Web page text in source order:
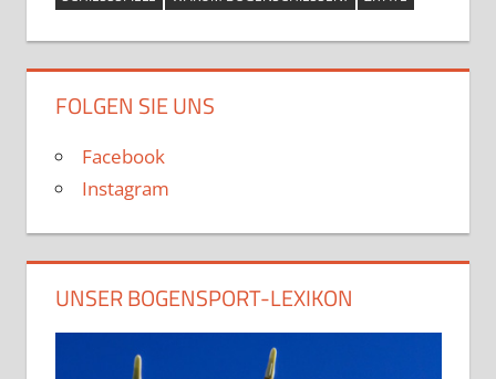
FOLGEN SIE UNS
Facebook
Instagram
UNSER BOGENSPORT-LEXIKON